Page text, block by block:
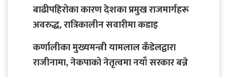
बाढीपहिरोका कारण देशका प्रमुख राजमार्गहरू
अवरुद्ध, रात्रिकालीन सवारीमा कडाइ
कर्णालीका मुख्यमन्त्री यामलाल कँडेलद्वारा
राजीनामा, नेकपाको नेतृत्वमा नयाँ सरकार बन्ने